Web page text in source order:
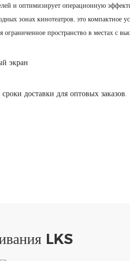
и оптимизирует операционную
зонах кинотеатров, это компактное
пространство в местах с
экран
доставки для оптовых заказов.
LKS